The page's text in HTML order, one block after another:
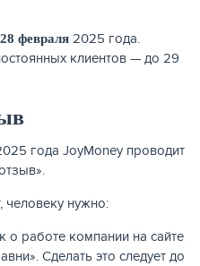
февраля 2025 года.
клиентов — до 29
года JoyMoney проводит
человеку нужно:
о работе компании на сайте
Сделать это следует до